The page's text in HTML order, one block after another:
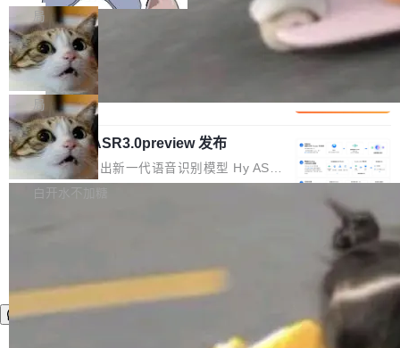
x / Harmony PC curl -fsSL https://solon.noea
r.org/solon...
不断累积，代码仓中的模块关系、接口契约、业
务逻辑等关键信息往往分散于数十乃至数百个文
件之中，形成高度复杂的知识关联网络。传统的
代码检索手段（如关键词匹配、目录遍历）仅能
在语法层面完成文本定位，难以触及代码的语义
内涵与结构关联，导致开发者使用代码智能体在
理解大规模代码仓时面临显著"代码仓理解"瓶
颈。 代码仓深度理解服务（以下简称" CodeBas
e深度理解服务"）是华为云码道（CodeA...
名90后算法工程师王某，为了给自己接的私活腾
服务器空间，删光了公司AI游戏部门的全部核心
数据。 王某2024年1月入职东城区某科技公司AI
短剧部门，有互联网大厂背景。在公司内部架构
调整期间，部门三次通知全员将数据从A集群迁
移到B集群，王某都回复了"收到"。 他没有迁移
数据。2024年9月3日下午4点，他使用此前登录
的账号密码进入A集群，输入了一条被程序员圈
称为"删库跑路"的命令——最高管理员权限、无
局
Cloudflare 分享推理优化实践：KV ca
che 量化 + 权重压缩，吞吐量提升 4
1%，成本降 30%
Kimi 和 GLM 是当前最强的大模型系列之一，但
它们有一个共同的问题：太吃显存了。月之暗面
的 Kimi K 系列和智谱的 GLM 都是长上下文、M
oE 架构的大模型，好用到让人上瘾，但 GPU 显
存永远不够用。 Cloudflare 的 Workers AI 团队
一直在跑这些模型的推理。他们在官方博客上发
整性保护。效果是：吞吐量提升 41%，每 token
成本降低 30%，精度不变。 FP8 省的不仅是显
存 KV cache 是推理时最吃显...
局
腾讯混元 Hy ASR3.0preview 发布
腾讯混元正式推出新一代语音识别模型 Hy ASR
3.0preview。基于最新一代大语言模型 Hy3 的
让语音识别不再只是听清，而是真正听懂。通过
先理解你的语境和意图，再把准确的文字直接给
到你。从“逐字转写、单点优化”演进为“理解语
境、兼容场景、一键直出”。 Hy ASR 3.0 previe
白开水不加糖